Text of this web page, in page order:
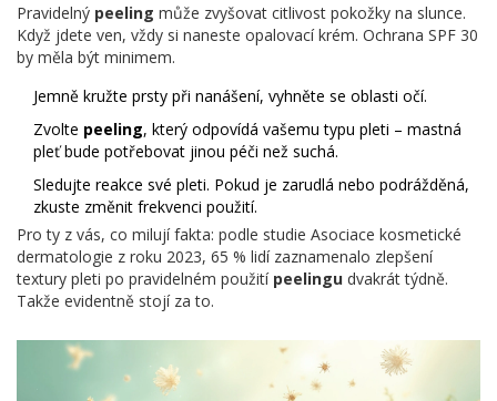
Pravidelný peeling může zvyšovat citlivost pokožky na slunce.
Když jdete ven, vždy si naneste opalovací krém. Ochrana SPF 30
by měla být minimem.
Jemně kružte prsty při nanášení, vyhněte se oblasti očí.
Zvolte peeling, který odpovídá vašemu typu pleti – mastná
pleť bude potřebovat jinou péči než suchá.
Sledujte reakce své pleti. Pokud je zarudlá nebo podrážděná,
zkuste změnit frekvenci použití.
Pro ty z vás, co milují fakta: podle studie Asociace kosmetické
dermatologie z roku 2023, 65 % lidí zaznamenalo zlepšení
textury pleti po pravidelném použití peelingu dvakrát týdně.
Takže evidentně stojí za to.